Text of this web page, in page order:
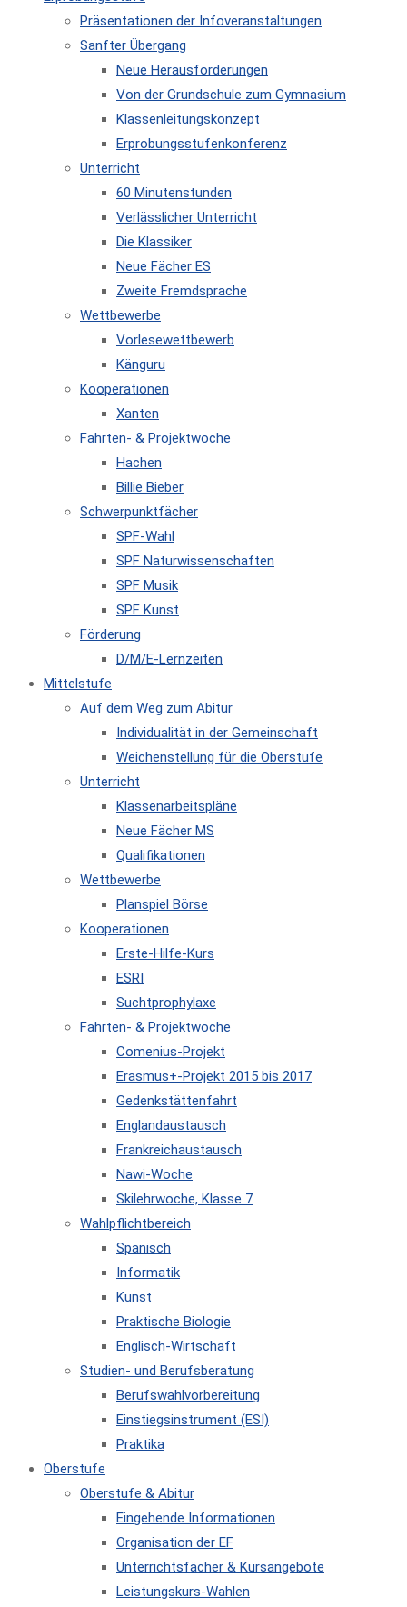
Präsentationen der Infoveranstaltungen
Sanfter Übergang
Neue Herausforderungen
Von der Grundschule zum Gymnasium
Klassenleitungskonzept
Erprobungsstufenkonferenz
Unterricht
60 Minutenstunden
Verlässlicher Unterricht
Die Klassiker
Neue Fächer ES
Zweite Fremdsprache
Wettbewerbe
Vorlesewettbewerb
Känguru
Kooperationen
Xanten
Fahrten- & Projektwoche
Hachen
Billie Bieber
Schwerpunktfächer
SPF-Wahl
SPF Naturwissenschaften
SPF Musik
SPF Kunst
Förderung
D/M/E-Lernzeiten
Mittelstufe
Auf dem Weg zum Abitur
Individualität in der Gemeinschaft
Weichenstellung für die Oberstufe
Unterricht
Klassenarbeitspläne
Neue Fächer MS
Qualifikationen
Wettbewerbe
Planspiel Börse
Kooperationen
Erste-Hilfe-Kurs
ESRI
Suchtprophylaxe
Fahrten- & Projektwoche
Comenius-Projekt
Erasmus+-Projekt 2015 bis 2017
Gedenkstättenfahrt
Englandaustausch
Frankreichaustausch
Nawi-Woche
Skilehrwoche, Klasse 7
Wahlpflichtbereich
Spanisch
Informatik
Kunst
Praktische Biologie
Englisch-Wirtschaft
Studien- und Berufsberatung
Berufswahlvorbereitung
Einstiegsinstrument (ESI)
Praktika
Oberstufe
Oberstufe & Abitur
Eingehende Informationen
Organisation der EF
Unterrichtsfächer & Kursangebote
Leistungskurs-Wahlen